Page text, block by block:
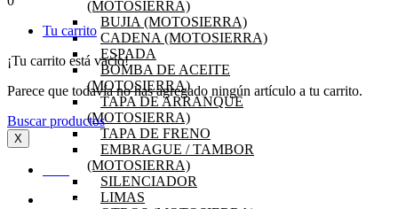
(MOTOSIERRA)
BUJIA (MOTOSIERRA)
CADENA (MOTOSIERRA)
ESPADA
BOMBA DE ACEITE
(MOTOSIERRA)
TAPA DE ARRANQUE
(MOTOSIERRA)
TAPA DE FRENO
EMBRAGUE / TAMBOR
(MOTOSIERRA)
SILENCIADOR
LIMAS
Tu carrito
¡Tu carrito está vacío!
Parece que todavía no has agregado ningún artículo a tu carrito.
Buscar productos
X
OFERTAS